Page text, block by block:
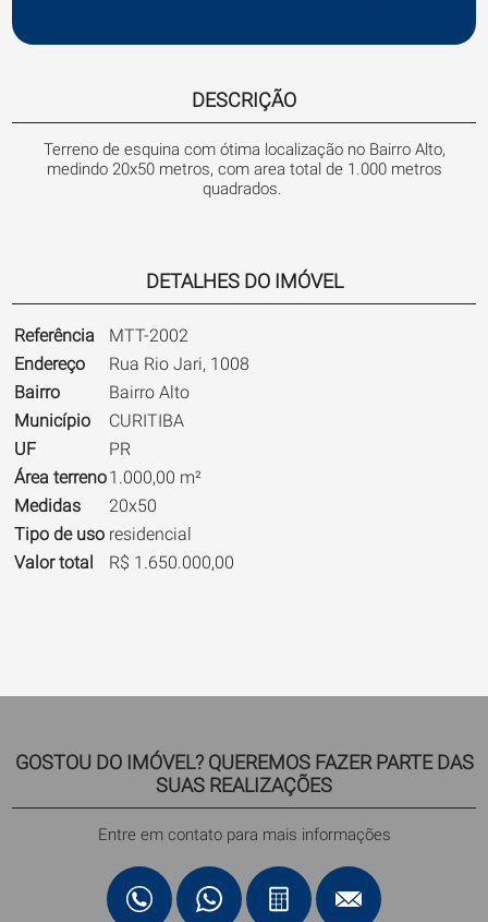
DESCRIÇÃO
Terreno de esquina com ótima localização no Bairro Alto,
medindo 20x50 metros, com area total de 1.000 metros
quadrados.
DETALHES DO IMÓVEL
Referência
MTT-2002
Endereço
Rua Rio Jari, 1008
Bairro
Bairro Alto
Município
CURITIBA
UF
PR
Área terreno1.000,00 m²
Medidas
20x50
Tipo de uso residencial
Valor total
R$ 1.650.000,00
GOSTOU DO IMÓVEL? QUEREMOS FAZER PARTE DAS
SUAS REALIZAÇÕES
Entre em contato para mais informações